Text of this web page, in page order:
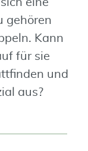
eine
gehören
Kann
für sie
und
aus?